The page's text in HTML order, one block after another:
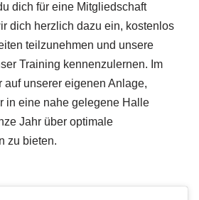
dich für eine Mitgliedschaft
dich herzlich dazu ein, kostenlos
teilzunehmen und unsere
Training kennenzulernen. Im
auf unserer eigenen Anlage,
in eine nahe gelegene Halle
Jahr über optimale
zu bieten.